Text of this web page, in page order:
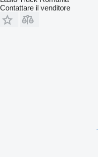
Contattare il venditore